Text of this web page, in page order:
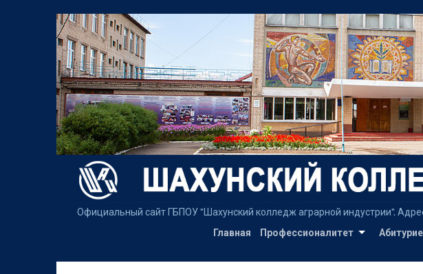
Официальный сайт ГБПОУ "Шахунский колледж аграрной индустрии".
Главная
Профессионалитет